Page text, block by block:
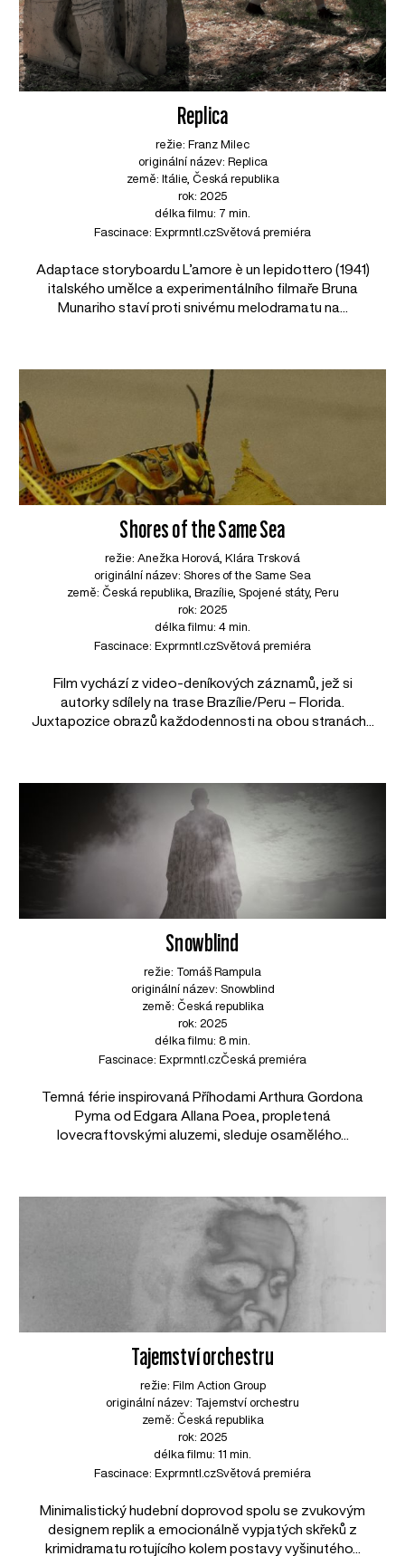
Replica
režie: Franz Milec
originální název: Replica
země: Itálie, Česká republika
rok: 2025
délka filmu: 7 min.
Fascinace: Exprmntl.czSvětová premiéra
Adaptace storyboardu L’amore è un lepidottero (1941)
italského umělce a experimentálního filmaře Bruna
Munariho staví proti snivému melodramatu na...
Shores of the Same Sea
režie: Anežka Horová, Klára Trsková
originální název: Shores of the Same Sea
země: Česká republika, Brazílie, Spojené státy, Peru
rok: 2025
délka filmu: 4 min.
Fascinace: Exprmntl.czSvětová premiéra
Film vychází z video-deníkových záznamů, jež si
autorky sdílely na trase Brazílie/Peru – Florida.
Juxtapozice obrazů každodennosti na obou stranách...
Snowblind
režie: Tomáš Rampula
originální název: Snowblind
země: Česká republika
rok: 2025
délka filmu: 8 min.
Fascinace: Exprmntl.czČeská premiéra
Temná férie inspirovaná Příhodami Arthura Gordona
Pyma od Edgara Allana Poea, propletená
lovecraftovskými aluzemi, sleduje osamělého...
Tajemství orchestru
režie: Film Action Group
originální název: Tajemství orchestru
země: Česká republika
rok: 2025
délka filmu: 11 min.
Fascinace: Exprmntl.czSvětová premiéra
Minimalistický hudební doprovod spolu se zvukovým
designem replik a emocionálně vypjatých skřeků z
krimidramatu rotujícího kolem postavy vyšinutého...